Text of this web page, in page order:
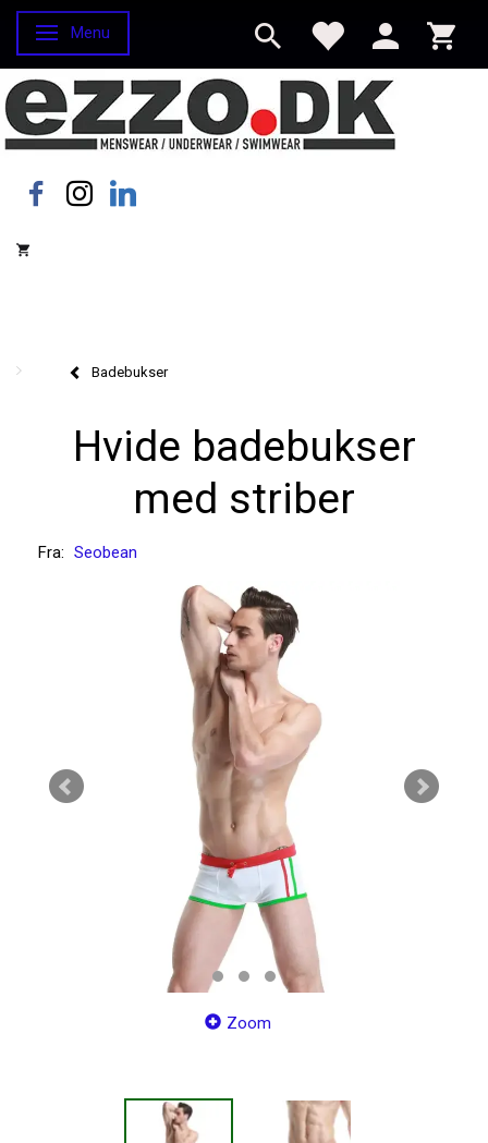
Skifte navigation
Menu
Badebukser
Hvide badebukser
med striber
Fra: Seobean
Zoom